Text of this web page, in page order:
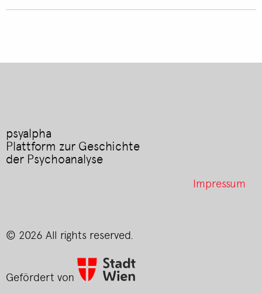
psyalpha
Plattform zur Geschichte
der Psychoanalyse
Impressum
© 2026 All rights reserved.
Gefördert von